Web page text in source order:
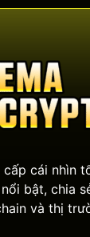
cấp cái nhìn
bật, chia
và thị